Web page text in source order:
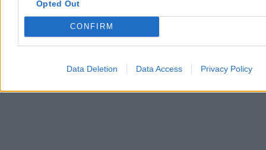
Opted Out
CONFIRM
Data Deletion Data Access Privacy Policy